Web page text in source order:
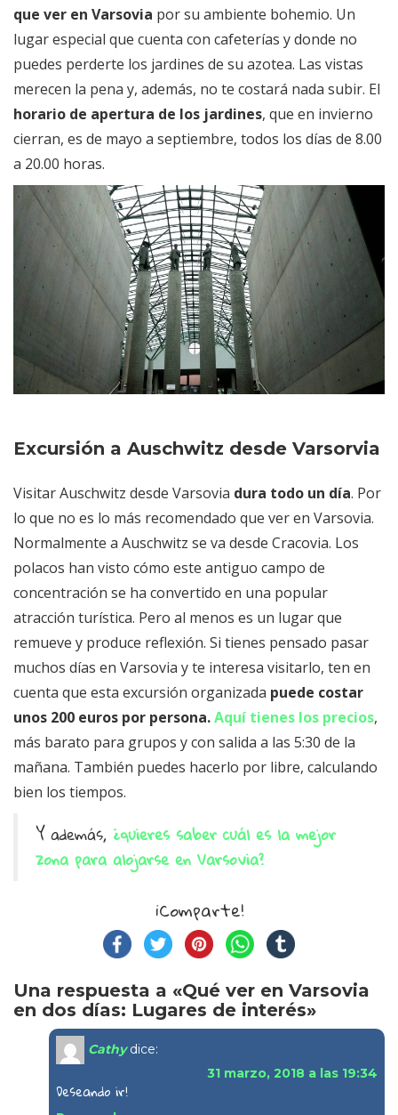
que ver en Varsovia por su ambiente bohemio. Un
lugar especial que cuenta con cafeterías y donde no
puedes perderte los jardines de su azotea. Las vistas
merecen la pena y, además, no te costará nada subir. El
horario de apertura de los jardines, que en invierno
cierran, es de mayo a septiembre, todos los días de 8.00
a 20.00 horas.
Excursión a Auschwitz desde Varsorvia
Visitar Auschwitz desde Varsovia dura todo un día. Por
lo que no es lo más recomendado que ver en Varsovia.
Normalmente a Auschwitz se va desde Cracovia. Los
polacos han visto cómo este antiguo campo de
concentración se ha convertido en una popular
atracción turística. Pero al menos es un lugar que
remueve y produce reflexión. Si tienes pensado pasar
muchos días en Varsovia y te interesa visitarlo, ten en
cuenta que esta excursión organizada puede costar
unos 200 euros por persona.Aquí tienes los precios,
más barato para grupos y con salida a las 5:30 de la
mañana. También puedes hacerlo por libre, calculando
bien los tiempos.
Y además, ¿quieres saber cuál es la mejor
zona para alojarse en Varsovia?
¡Comparte!
Una respuesta a «Qué ver en Varsovia
en dos días: Lugares de interés»
Cathy dice:
31 marzo, 2018 a las 19:34
Deseando ir!